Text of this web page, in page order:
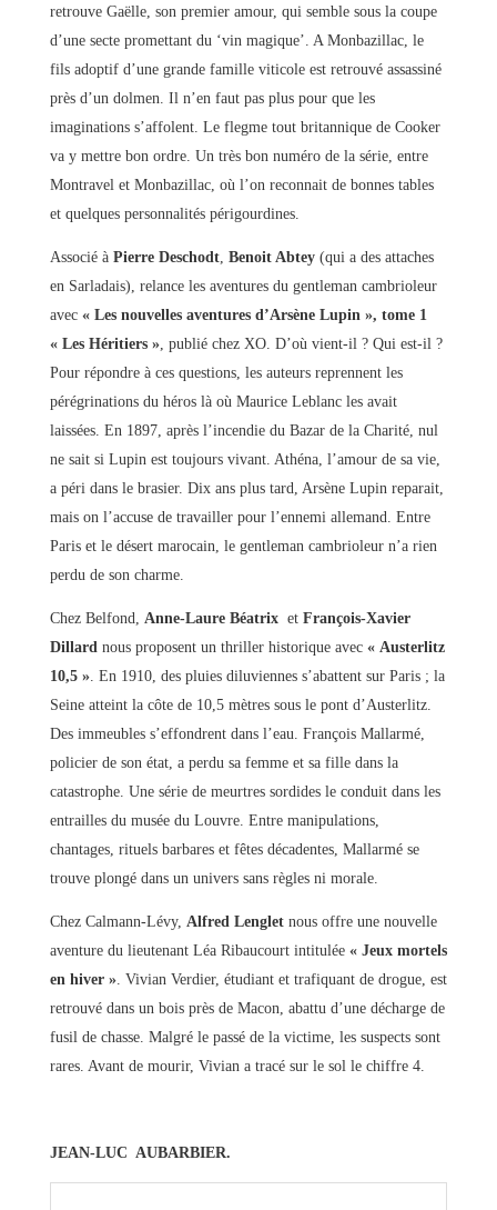
retrouve Gaëlle, son premier amour, qui semble sous la coupe
d’une secte promettant du ‘vin magique’. A Monbazillac, le
fils adoptif d’une grande famille viticole est retrouvé assassiné
près d’un dolmen. Il n’en faut pas plus pour que les
imaginations s’affolent. Le flegme tout britannique de Cooker
va y mettre bon ordre. Un très bon numéro de la série, entre
Montravel et Monbazillac, où l’on reconnait de bonnes tables
et quelques personnalités périgourdines.
Associé à Pierre Deschodt, Benoit Abtey(qui a des attaches
en Sarladais), relance les aventures du gentleman cambrioleur
avec « Les nouvelles aventures d’Arsène Lupin », tome 1
« Les Héritiers », publié chez XO. D’où vient-il ? Qui est-il ?
Pour répondre à ces questions, les auteurs reprennent les
pérégrinations du héros là où Maurice Leblanc les avait
laissées. En 1897, après l’incendie du Bazar de la Charité, nul
ne sait si Lupin est toujours vivant. Athéna, l’amour de sa vie,
a péri dans le brasier. Dix ans plus tard, Arsène Lupin reparait,
mais on l’accuse de travailler pour l’ennemi allemand. Entre
Paris et le désert marocain, le gentleman cambrioleur n’a rien
perdu de son charme.
Chez Belfond, Anne-Laure Béatrix et François-Xavier
Dillardnous proposent un thriller historique avec « Austerlitz
10,5 ». En 1910, des pluies diluviennes s’abattent sur Paris ; la
Seine atteint la côte de 10,5 mètres sous le pont d’Austerlitz.
Des immeubles s’effondrent dans l’eau. François Mallarmé,
policier de son état, a perdu sa femme et sa fille dans la
catastrophe. Une série de meurtres sordides le conduit dans les
entrailles du musée du Louvre. Entre manipulations,
chantages, rituels barbares et fêtes décadentes, Mallarmé se
trouve plongé dans un univers sans règles ni morale.
Chez Calmann-Lévy, Alfred Lenglet nous offre une nouvelle
aventure du lieutenant Léa Ribaucourt intitulée « Jeux mortels
en hiver ». Vivian Verdier, étudiant et trafiquant de drogue, est
retrouvé dans un bois près de Macon, abattu d’une décharge de
fusil de chasse. Malgré le passé de la victime, les suspects sont
rares. Avant de mourir, Vivian a tracé sur le sol le chiffre 4.
JEAN-LUC AUBARBIER.